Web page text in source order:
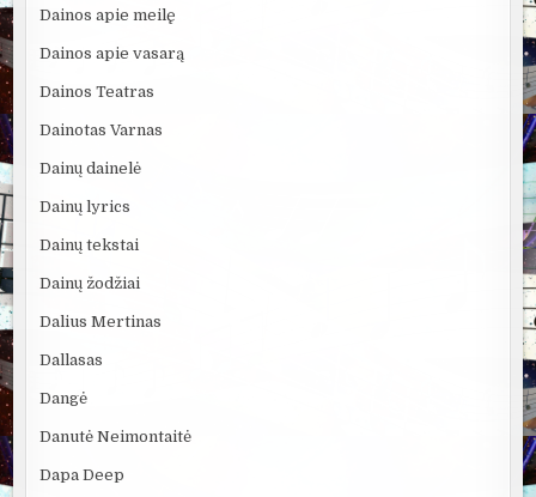
Dainos apie meilę
Dainos apie vasarą
Dainos Teatras
Dainotas Varnas
Dainų dainelė
Dainų lyrics
Dainų tekstai
Dainų žodžiai
Dalius Mertinas
Dallasas
Dangė
Danutė Neimontaitė
Dapa Deep